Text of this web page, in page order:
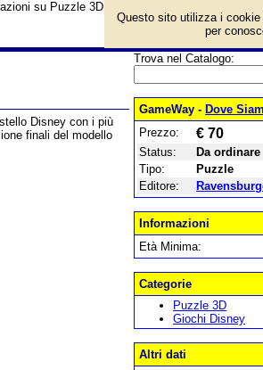
su Puzzle 3D Castello Disney e prezzo di
Disney con i più
finali del modello
Trova nel Catalogo:
GameWay - Dove
Prezzo:
€ 70
Status:
Da ordinare
Tipo:
Puzzle
Editore:
Informazioni
Età Minima:
Categorie
Puzzle 3D
Giochi Disney
Altri dati
Questo sito utilizza i
per